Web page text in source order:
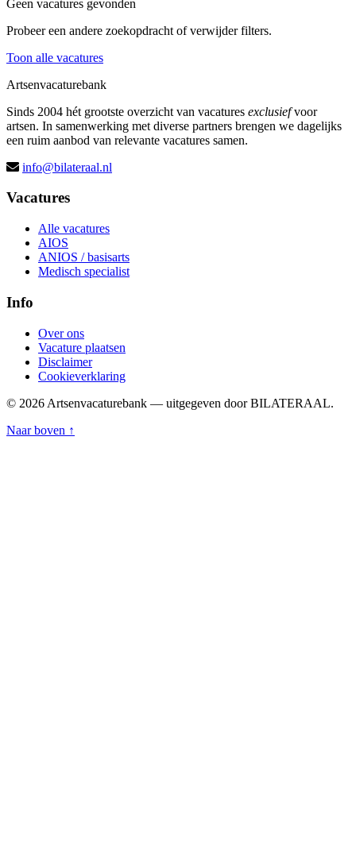
Geen vacatures gevonden
Probeer een andere zoekopdracht of verwijder filters.
Toon alle vacatures
Artsenvacaturebank
Sinds 2004 hét grootste overzicht van vacatures exclusiefvoor
artsen. In samenwerking met diverse partners brengen we dagelijks
een ruim aanbod van relevante vacatures samen.
info@bilateraal.nl
Vacatures
Alle vacatures
AIOS
ANIOS / basisarts
Medisch specialist
Info
Over ons
Vacature plaatsen
Disclaimer
Cookieverklaring
© 2026 Artsenvacaturebank — uitgegeven door BILATERAAL.
Naar boven ↑